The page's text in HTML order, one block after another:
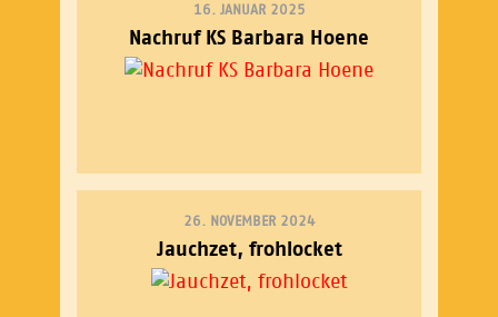
16. JANUAR 2025
Nachruf KS Barbara Hoene
26. NOVEMBER 2024
Jauchzet, frohlocket